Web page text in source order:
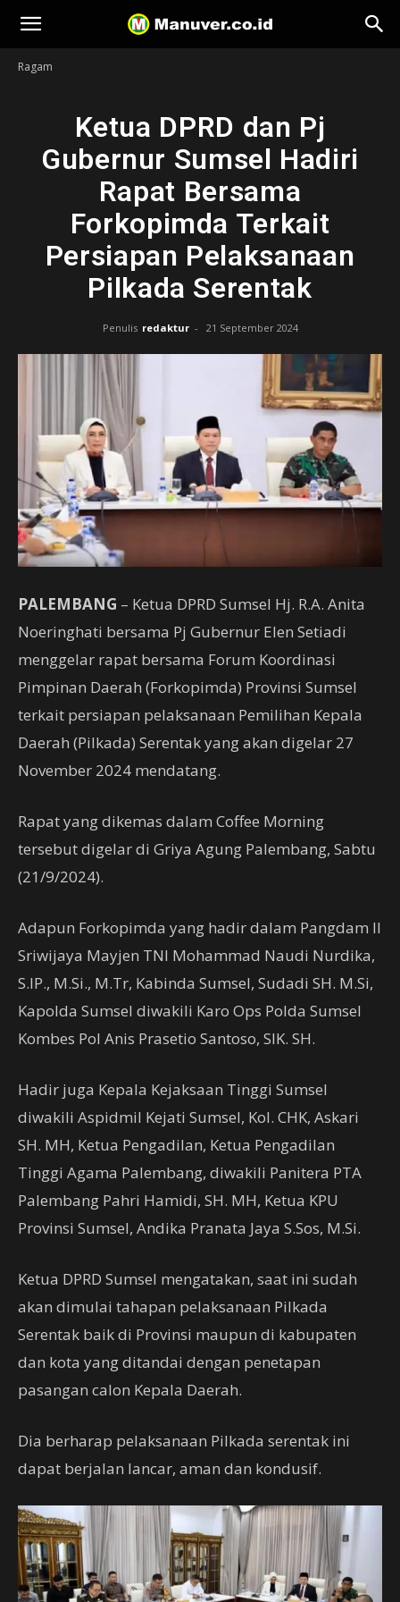
Manuver
Ragam
Ketua DPRD dan Pj
Gubernur Sumsel Hadiri
Rapat Bersama
Forkopimda Terkait
Persiapan Pelaksanaan
Pilkada Serentak
Penulis redaktur - 21 September 2024
PALEMBANG – Ketua DPRD Sumsel Hj. R.A. Anita
Noeringhati bersama Pj Gubernur Elen Setiadi
menggelar rapat bersama Forum Koordinasi
Pimpinan Daerah (Forkopimda) Provinsi Sumsel
terkait persiapan pelaksanaan Pemilihan Kepala
Daerah (Pilkada) Serentak yang akan digelar 27
November 2024 mendatang.
Rapat yang dikemas dalam Coffee Morning
tersebut digelar di Griya Agung Palembang, Sabtu
(21/9/2024).
Adapun Forkopimda yang hadir dalam Pangdam II
Sriwijaya Mayjen TNI Mohammad Naudi Nurdika,
S.IP., M.Si., M.Tr, Kabinda Sumsel, Sudadi SH. M.Si,
Kapolda Sumsel diwakili Karo Ops Polda Sumsel
Kombes Pol Anis Prasetio Santoso, SIK. SH.
Hadir juga Kepala Kejaksaan Tinggi Sumsel
diwakili Aspidmil Kejati Sumsel, Kol. CHK, Askari
SH. MH, Ketua Pengadilan, Ketua Pengadilan
Tinggi Agama Palembang, diwakili Panitera PTA
Palembang Pahri Hamidi, SH. MH, Ketua KPU
Provinsi Sumsel, Andika Pranata Jaya S.Sos, M.Si.
Ketua DPRD Sumsel mengatakan, saat ini sudah
akan dimulai tahapan pelaksanaan Pilkada
Serentak baik di Provinsi maupun di kabupaten
dan kota yang ditandai dengan penetapan
pasangan calon Kepala Daerah.
Dia berharap pelaksanaan Pilkada serentak ini
dapat berjalan lancar, aman dan kondusif.